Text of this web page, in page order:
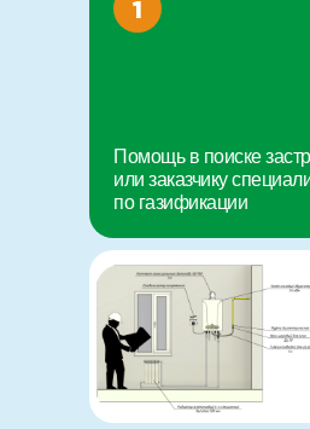
Помощь в поиске
или заказчику
по газификации
1